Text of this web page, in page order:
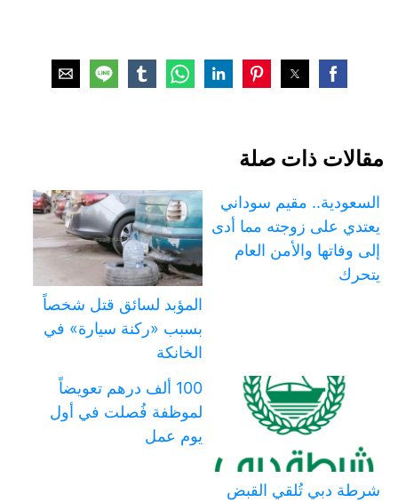
مقالات ذات صلة
السعودية.. مقيم سوداني
يعتدي على زوجته مما أدى
إلى وفاتها والأمن العام
يتحرك
المؤبد لسائق قتل شخصاً
بسبب «ركنة سيارة» في
الخانكة
شرطة دبي تُلقي القبض
100 ألف درهم تعويضاً
لموظفة فُصلت في أول
يوم عمل